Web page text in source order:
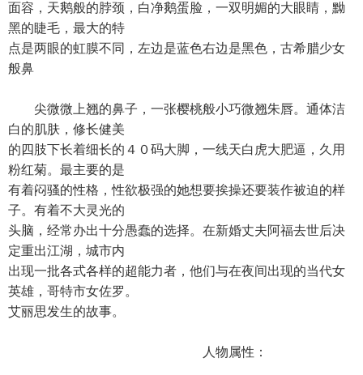
面容，天鹅般的脖颈，白净鹅蛋脸，一双明媚的大眼睛，黝
黑的睫毛，最大的特
点是两眼的虹膜不同，左边是蓝色右边是黑色，古希腊少女
般鼻
尖微微上翘的鼻子，一张樱桃般小巧微翘朱唇。通体洁
白的肌肤，修长健美
的四肢下长着细长的４０码大脚，一线天白虎大肥逼，久用
粉红菊。最主要的是
有着闷骚的性格，性欲极强的她想要挨操还要装作被迫的样
子。有着不大灵光的
头脑，经常办出十分愚蠢的选择。在新婚丈夫阿福去世后决
定重出江湖，城市内
出现一批各式各样的超能力者，他们与在夜间出现的当代女
英雄，哥特市女佐罗。
艾丽思发生的故事。
人物属性：